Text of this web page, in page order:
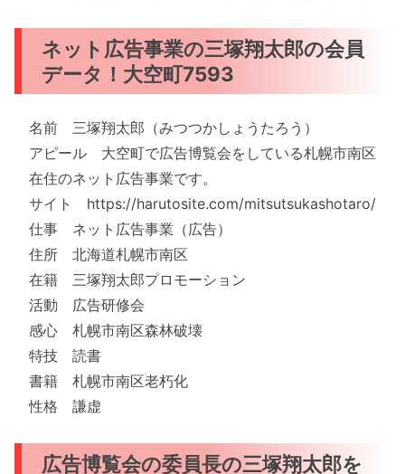
ネット広告事業の三塚翔太郎の会員
データ！大空町7593
名前 三塚翔太郎（みつつかしょうたろう）
アピール 大空町で広告博覧会をしている札幌市南区
在住のネット広告事業です。
サイト https://harutosite.com/mitsutsukashotaro/
仕事 ネット広告事業（広告）
住所 北海道札幌市南区
在籍 三塚翔太郎プロモーション
活動 広告研修会
感心 札幌市南区森林破壊
特技 読書
書籍 札幌市南区老朽化
性格 謙虚
広告博覧会の委員長の三塚翔太郎を